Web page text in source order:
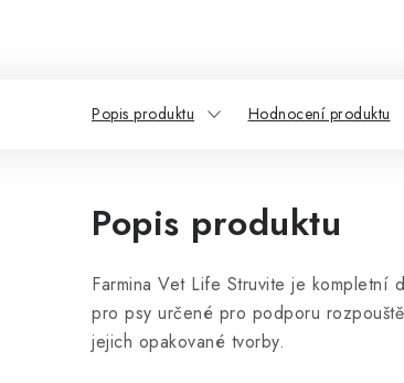
Popis produktu Hodnocení produktu
Popis produktu
Farmina Vet Life Struvite je kompletní
pro psy určené pro podporu
jejich opakované tvorby.